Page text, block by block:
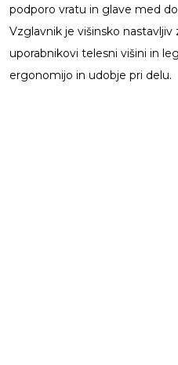
podporo vratu in glave med
Vzglavnik je višinsko
uporabnikovi telesni višini in
ergonomijo in udobje pri delu.